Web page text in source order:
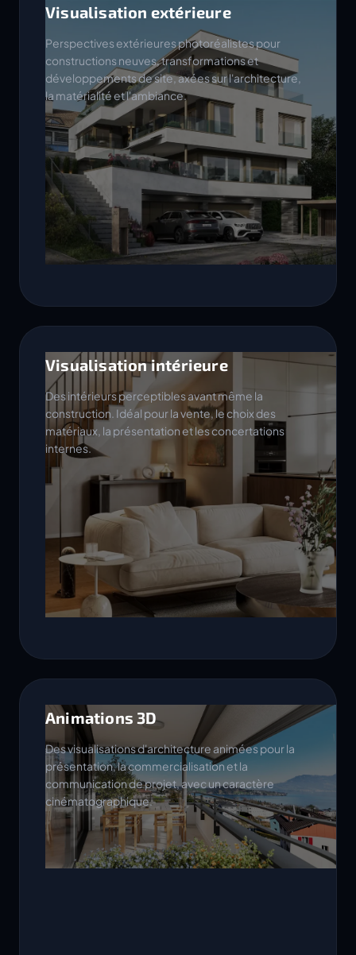
Visualisation extérieure
Perspectives extérieures photoréalistes pour
constructions neuves, transformations et
développements de site, axées sur l'architecture,
la matérialité et l'ambiance.
Visualisation intérieure
Des intérieurs perceptibles avant même la
construction. Idéal pour la vente, le choix des
matériaux, la présentation et les concertations
internes.
Animations 3D
Des visualisations d'architecture animées pour la
présentation, la commercialisation et la
communication de projet, avec un caractère
cinématographique.